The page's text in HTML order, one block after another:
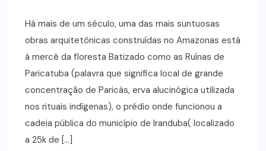
Há mais de um século, uma das mais suntuosas
obras arquitetônicas construídas no Amazonas está
à mercê da floresta Batizado como as Ruínas de
Paricatuba (palavra que significa local de grande
concentração de Paricás, erva alucinógica utilizada
nos rituais indígenas), o prédio onde funcionou a
cadeia pública do município de Iranduba( localizado
a 25k de […]